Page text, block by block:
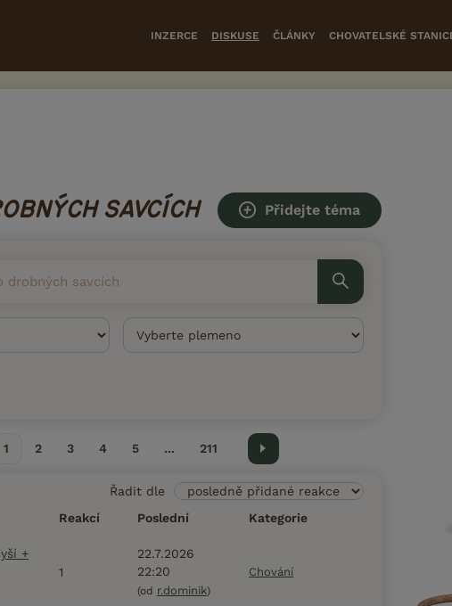
INZERCE DISKUSE ČLÁNKY CHOVATELSKÉ
SAVCÍCH Přidejte téma
1 2 3 4 5 ... 211 Další
Řadit dle
Reakcí Poslední Kategorie
+
1
22.7.2026
22:20
(od r.dominik)
Chování